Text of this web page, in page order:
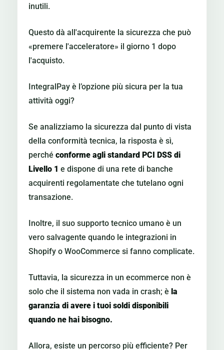
inutili.
Questo dà all'acquirente la sicurezza che può
«premere l'acceleratore» il giorno 1 dopo
l'acquisto.
IntegralPay è l’opzione più sicura per la tua
attività oggi?
Se analizziamo la sicurezza dal punto di vista
della conformità tecnica, la risposta è sì,
perché conforme agli standard PCI DSS di
Livello 1 e dispone di una rete di banche
acquirenti regolamentate che tutelano ogni
transazione.
Inoltre, il suo supporto tecnico umano è un
vero salvagente quando le integrazioni in
Shopify o WooCommerce si fanno complicate.
Tuttavia, la sicurezza in un ecommerce non è
solo che il sistema non vada in crash; è la
garanzia di avere i tuoi soldi disponibili
quando ne hai bisogno.
Allora, esiste un percorso più efficiente? Per